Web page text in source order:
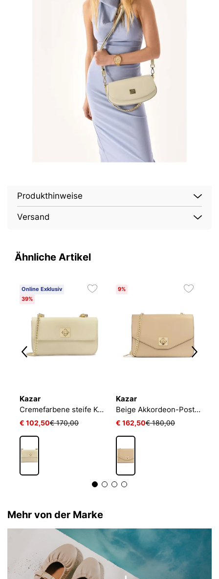
Produkthinweise
Versand
Ähnliche Artikel
Online Exklusiv
39%
Kazar
Cremefarbene steife Kettenhandtasche
€ 102,50€ 170,00
9%
Kazar
Beige Akkordeon-Posttasche mit Klappe
€ 162,50€ 180,00
Mehr von der Marke